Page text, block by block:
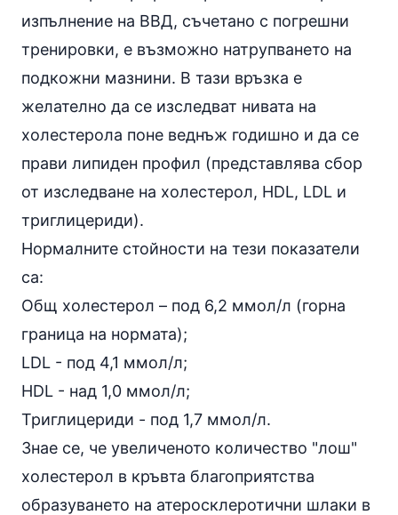
изпълнение на ВВД, съчетано с погрешни
тренировки, е възможно натрупването на
подкожни мазнини. В тази връзка е
желателно да се изследват нивата на
холестерола поне веднъж годишно и да се
прави липиден профил (представлява сбор
от изследване на холестерол, HDL, LDL и
триглицериди).
Нормалните стойности на тези показатели
са:
Общ холестерол – под 6,2 ммол/л (горна
граница на нормата);
LDL - под 4,1 ммол/л;
HDL - над 1,0 ммол/л;
Триглицериди - под 1,7 ммол/л.
Знае се, че увеличеното количество "лош"
холестерол в кръвта благоприятства
образуването на атеросклеротични шлаки в